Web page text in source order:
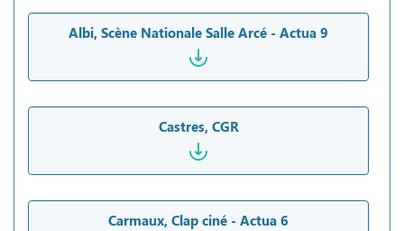
Albi, Scène Nationale Salle Arcé - Actua 9
Castres, CGR
Carmaux, Clap ciné - Actua 6